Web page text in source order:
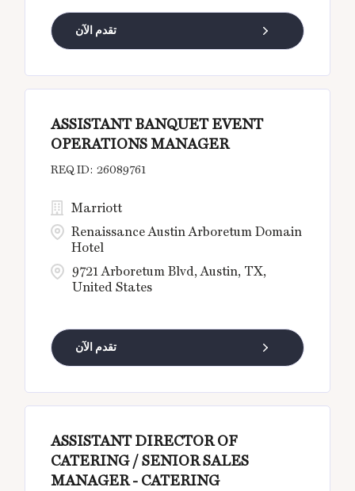
تقدم الآن
ASSISTANT BANQUET EVENT
OPERATIONS MANAGER
26089761
9721 Arboretum Blvd, Austin, TX,
United States
Marriott
Renaissance Austin Arboretum Domain
Hotel
تقدم الآن
ASSISTANT DIRECTOR OF
CATERING / SENIOR SALES
MANAGER - CATERING